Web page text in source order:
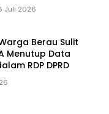
Juli 2026
Berau Sulit
Menutup Data
RDP DPRD